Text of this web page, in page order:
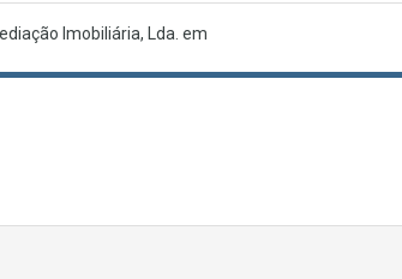
Imobiliária, Lda. em